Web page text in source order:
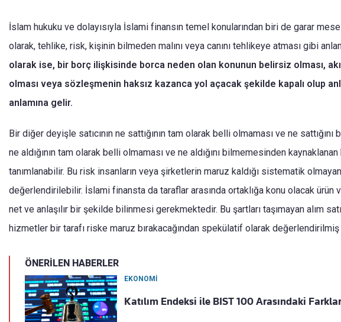
İslam hukuku ve dolayısıyla İslami finansın temel konularından biri de garar
olarak, tehlike, risk, kişinin bilmeden malını veya canını tehlikeye atması gibi
olarak ise, bir borç ilişkisinde borca neden olan konunun belirsiz olması,
olması veya sözleşmenin haksız kazanca yol açacak şekilde kapalı olup
anlamına gelir.
Bir diğer deyişle satıcının ne sattığının tam olarak belli olmaması ve ne sattığını
ne aldığının tam olarak belli olmaması ve ne aldığını bilmemesinden
tanımlanabilir. Bu risk insanların veya şirketlerin maruz kaldığı sistematik
değerlendirilebilir. İslami finansta da taraflar arasında ortaklığa konu olacak ürün
net ve anlaşılır bir şekilde bilinmesi gerekmektedir. Bu şartları taşımayan alım
hizmetler bir tarafı riske maruz bırakacağından spekülatif olarak değerlendirilmiş
ÖNERİLEN HABERLER
EKONOMİ
Katılım Endeksi ile BIST 100 Arasındaki